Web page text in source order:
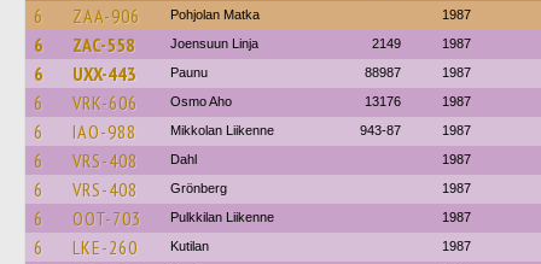
6 ZAA-906 Pohjolan Matka 1987
6 ZAC-558 Joensuun Linja 2149 1987
6 UXX-443 Paunu 88987 1987
6 VRK-606 Osmo Aho 13176 1987
6 IAO-988 Mikkolan Liikenne 943-87 1987
6 VRS-408 Dahl 1987
6 VRS-408 Grönberg 1987
6 OOT-703 Pulkkilan Liikenne 1987
6 LKE-260 Kutilan 1987